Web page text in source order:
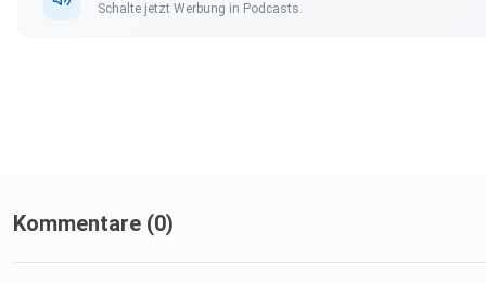
Schalte jetzt Werbung in Podcasts.
Kommentare (0)